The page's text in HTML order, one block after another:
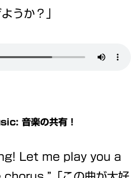
うか？」
音楽の共有！
Let me play you a